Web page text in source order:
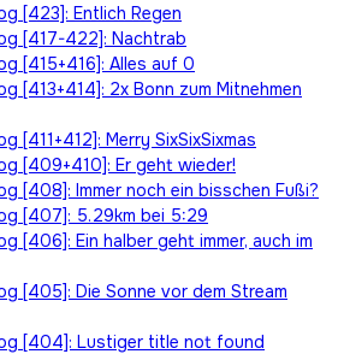
[423]: Entlich Regen
[417-422]: Nachtrab
[415+416]: Alles auf 0
[413+414]: 2x Bonn zum Mitnehmen
[411+412]: Merry SixSixSixmas
[409+410]: Er geht wieder!
[408]: Immer noch ein bisschen Fußi?
[407]: 5.29km bei 5:29
[406]: Ein halber geht immer, auch im
[405]: Die Sonne vor dem Stream
[404]: Lustiger title not found